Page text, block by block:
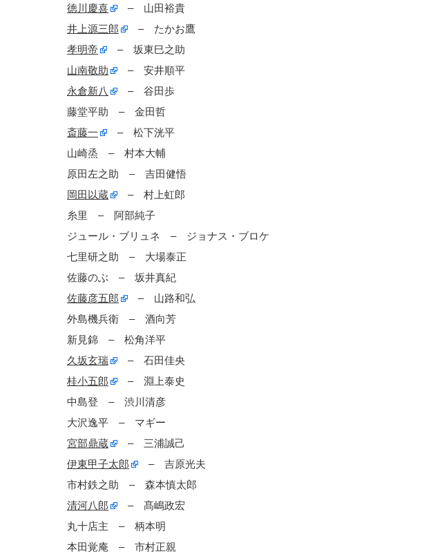
徳川慶喜
– 山田裕貴
井上源三郎
– たかお鷹
孝明帝
– 坂東巳之助
山南敬助
– 安井順平
永倉新八
– 谷田歩
藤堂平助 – 金田哲
斎藤一
– 松下洸平
山崎烝 – 村本大輔
原田左之助 – 吉田健悟
岡田以蔵
– 村上虹郎
糸里 – 阿部純子
ジュール・ブリュネ – ジョナス・ブロケ
七里研之助 – 大場泰正
佐藤のぶ – 坂井真紀
佐藤彦五郎
– 山路和弘
外島機兵衛 – 酒向芳
新見錦 – 松角洋平
久坂玄瑞
– 石田佳央
桂小五郎
– 淵上泰史
中島登 – 渋川清彦
大沢逸平 – マギー
宮部鼎蔵
– 三浦誠己
伊東甲子太郎
– 吉原光夫
市村鉄之助 – 森本慎太郎
清河八郎
– 髙嶋政宏
丸十店主 – 柄本明
本田覚庵 – 市村正親